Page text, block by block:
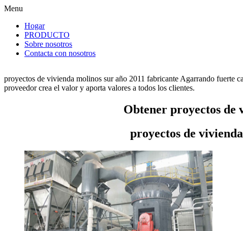
Menu
Hogar
PRODUCTO
Sobre nosotros
Contacta con nosotros
proyectos de vivienda molinos sur año 2011 fabricante Agarrando fuerte
proveedor crea el valor y aporta valores a todos los clientes.
Obtener proyectos de
proyectos de